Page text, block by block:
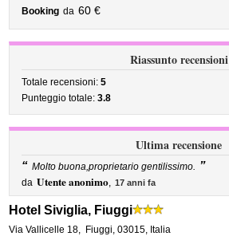
Booking da 60 €
Riassunto recensioni
Totale recensioni:5
Punteggio totale:3.8
Ultima recensione
“ Molto buona,proprietario gentilissimo. ”
da Utente anonimo, 17 anni fa
Hotel Siviglia, Fiuggi
Via Vallicelle 18, Fiuggi,03015, Italia